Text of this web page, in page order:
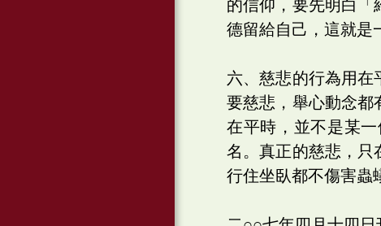
的信仰，要先明白「
德留給自己，這就是
六、慈悲的行為用在
要慈悲，舉心動念都
在平時，並不是某
名。真正的慈悲，只
行住坐臥都不傷害蟲